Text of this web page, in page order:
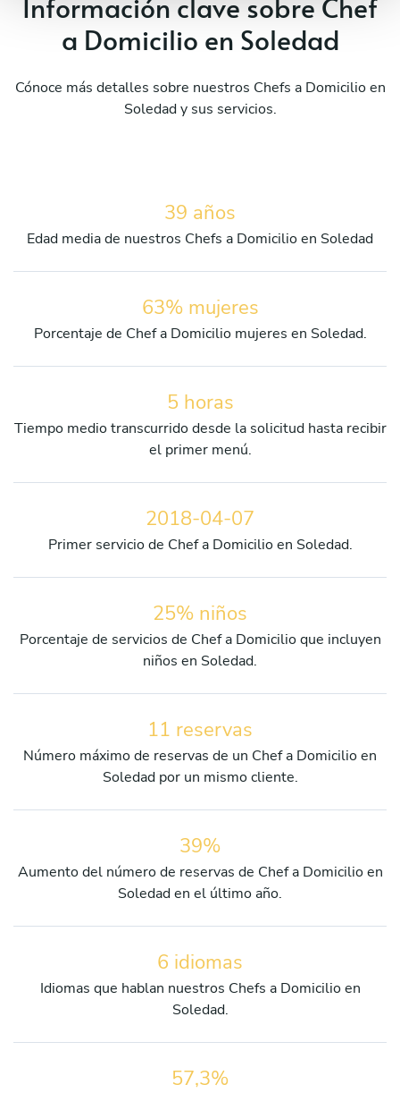
a Domicilio en Soledad
Cónoce más detalles sobre nuestros Chefs a Domicilio en
Soledad y sus servicios.
39 años
Edad media de nuestros Chefs a Domicilio en Soledad
63% mujeres
Porcentaje de Chef a Domicilio mujeres en Soledad.
5 horas
Tiempo medio transcurrido desde la solicitud hasta recibir
el primer menú.
2018-04-07
Primer servicio de Chef a Domicilio en Soledad.
25% niños
Porcentaje de servicios de Chef a Domicilio que incluyen
niños en Soledad.
11 reservas
Número máximo de reservas de un Chef a Domicilio en
Soledad por un mismo cliente.
39%
Aumento del número de reservas de Chef a Domicilio en
Soledad en el último año.
6 idiomas
Idiomas que hablan nuestros Chefs a Domicilio en
Soledad.
57,3%